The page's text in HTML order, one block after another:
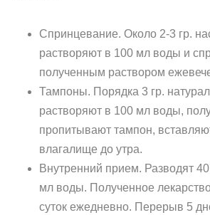
Спринцевание. Около 2-3 гр.
растворяют в 100 мл воды и
полученным раствором
Тампоны. Порядка 3 гр.
растворяют в 100 мл воды,
пропитывают тампон,
влагалище до утра.
Внутренний прием. Разводят
мл воды. Полученное
суток ежедневно. Перерыв 5